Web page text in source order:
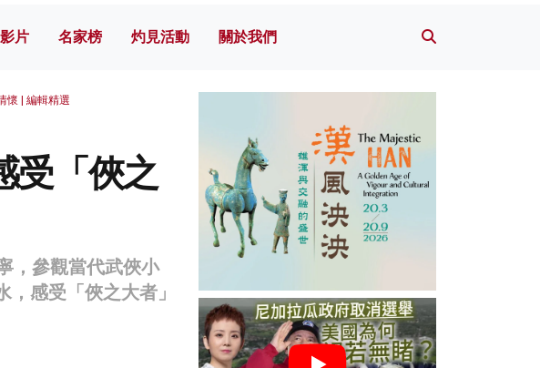
影片 名家榜 灼見活動 關於我們
懷 | 編輯精選
受「俠之
，參觀當代武俠小
感受「俠之大者」